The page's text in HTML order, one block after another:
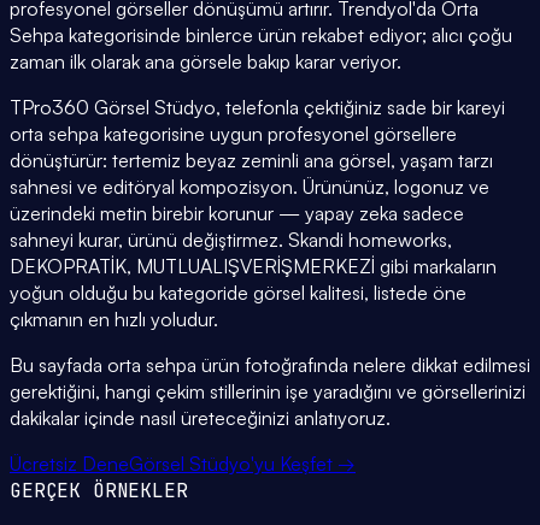
profesyonel görseller dönüşümü artırır. Trendyol'da Orta
Sehpa kategorisinde binlerce ürün rekabet ediyor; alıcı çoğu
zaman ilk olarak ana görsele bakıp karar veriyor.
TPro360 Görsel Stüdyo, telefonla çektiğiniz sade bir kareyi
orta sehpa kategorisine uygun profesyonel görsellere
dönüştürür: tertemiz beyaz zeminli ana görsel, yaşam tarzı
sahnesi ve editöryal kompozisyon. Ürününüz, logonuz ve
üzerindeki metin birebir korunur — yapay zeka sadece
sahneyi kurar, ürünü değiştirmez. Skandi homeworks,
DEKOPRATİK, MUTLUALIŞVERİŞMERKEZİ gibi markaların
yoğun olduğu bu kategoride görsel kalitesi, listede öne
çıkmanın en hızlı yoludur.
Bu sayfada orta sehpa ürün fotoğrafında nelere dikkat edilmesi
gerektiğini, hangi çekim stillerinin işe yaradığını ve görsellerinizi
dakikalar içinde nasıl üreteceğinizi anlatıyoruz.
Ücretsiz DeneGörsel Stüdyo'yu Keşfet →
GERÇEK ÖRNEKLER